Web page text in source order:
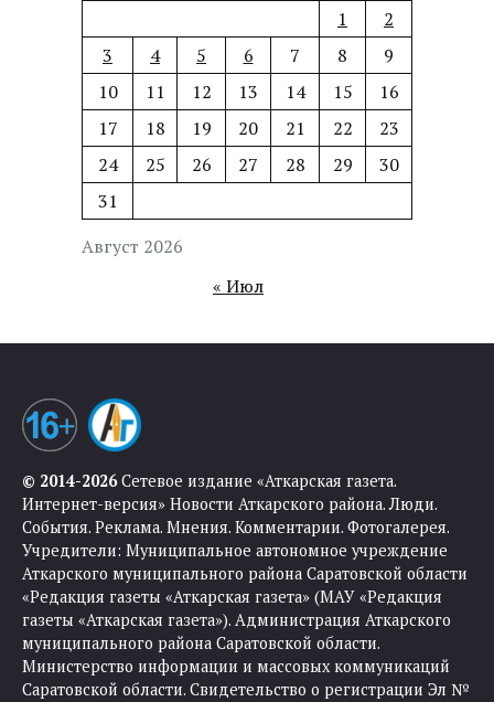
Август 2026
1
2
3
4 5 6 7 8
9
10
11 12 13 14 15
16
17
18 19 20 21 22
23
24
25 26 27 28 29
30
31
« Июл
© 2014-2026Сетевое издание «Аткарская газета.
Интернет-версия» Новости Аткарского района. Люди.
События. Реклама. Мнения. Комментарии. Фотогалерея.
Учредители: Муниципальное автономное учреждение
Аткарского муниципального района Саратовской области
«Редакция газеты «Аткарская газета» (МАУ «Редакция
газеты «Аткарская газета»). Администрация Аткарского
муниципального района Саратовской области.
Министерство информации и массовых коммуникаций
Саратовской области. Свидетельство о регистрации Эл №